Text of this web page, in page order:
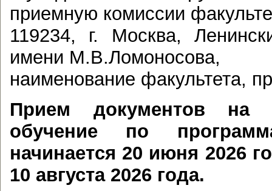
приемную комиссии
119234, г. Москва,
имени М.В.Ломоносова,
наименование факультета,
Прием документов
обучение по
начинается 20 июня 2026
10 августа 2026 года.